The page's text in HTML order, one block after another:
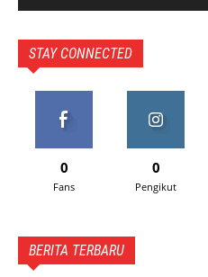
STAY CONNECTED
0
Fans
0
Pengikut
BERITA TERBARU